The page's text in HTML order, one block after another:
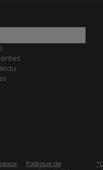
Politique de